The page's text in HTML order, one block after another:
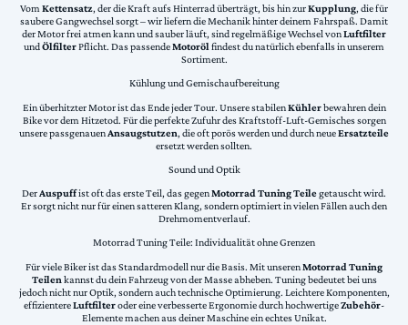
VomKettensatz, der die Kraft aufs Hinterrad überträgt, bis hin zurKupplung, die für
saubere Gangwechsel sorgt – wir liefern die Mechanik hinter deinem Fahrspaß. Damit
der Motor frei atmen kann und sauber läuft, sind regelmäßige Wechsel vonLuftfilter
undÖlfilterPflicht. Das passendeMotorölfindest du natürlich ebenfalls in unserem
Sortiment.
Kühlung und Gemischaufbereitung
Ein überhitzter Motor ist das Ende jeder Tour. Unsere stabilenKühlerbewahren dein
Bike vor dem Hitzetod. Für die perfekte Zufuhr des Kraftstoff-Luft-Gemisches sorgen
unsere passgenauenAnsaugstutzen, die oft porös werden und durch neueErsatzteile
ersetzt werden sollten.
Sound und Optik
DerAuspuffist oft das erste Teil, das gegenMotorrad Tuning Teilegetauscht wird.
Er sorgt nicht nur für einen satteren Klang, sondern optimiert in vielen Fällen auch den
Drehmomentverlauf.
Motorrad Tuning Teile: Individualität ohne Grenzen
Für viele Biker ist das Standardmodell nur die Basis. Mit unserenMotorrad Tuning
Teilen kannst du dein Fahrzeug von der Masse abheben. Tuning bedeutet bei uns
jedoch nicht nur Optik, sondern auch technische Optimierung. Leichtere Komponenten,
effizientereLuftfilteroder eine verbesserte Ergonomie durch hochwertigeZubehör-
Elemente machen aus deiner Maschine ein echtes Unikat.